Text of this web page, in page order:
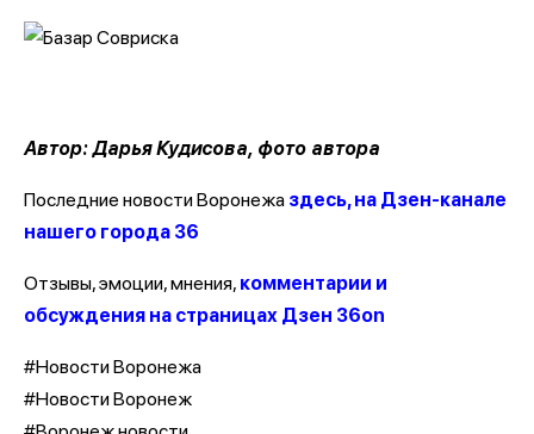
Автор: Дарья Кудисова, фото автора
Последние новости Воронежа здесь, на Дзен-канале
нашего города 36
Отзывы, эмоции, мнения, комментарии и
обсуждения на страницах Дзен 36on
#Новости Воронежа
#Новости Воронеж